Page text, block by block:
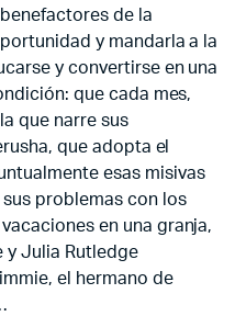
de la
y mandarla a la
y convertirse en una
que cada mes,
que narre sus
que adopta el
esas misivas
problemas con los
en una granja,
y Julia Rutledge
el hermano de